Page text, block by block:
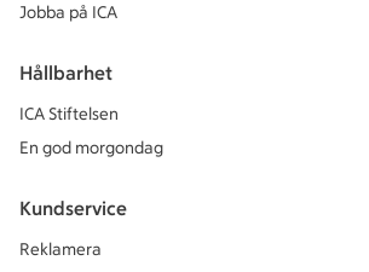
Jobba på ICA
Hållbarhet
ICA Stiftelsen
En god morgondag
Kundservice
Reklamera